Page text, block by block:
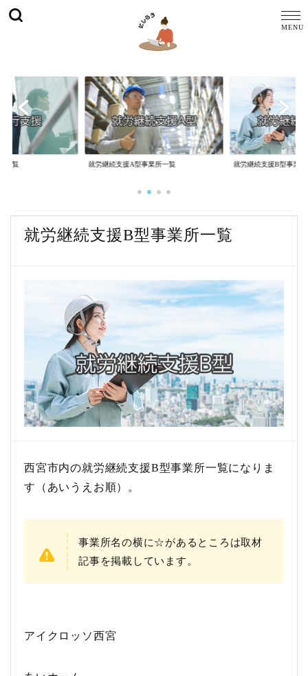
一覧 就労継続支援A型事業所一覧 就労継続支援B型事業
就労継続支援B型事業所一覧
西宮市内の就労継続支援B型事業所一覧になりま
す（あいうえお順）。
事業所名の横に☆があるところは取材
記事を掲載しています。
アイクロッソ西宮